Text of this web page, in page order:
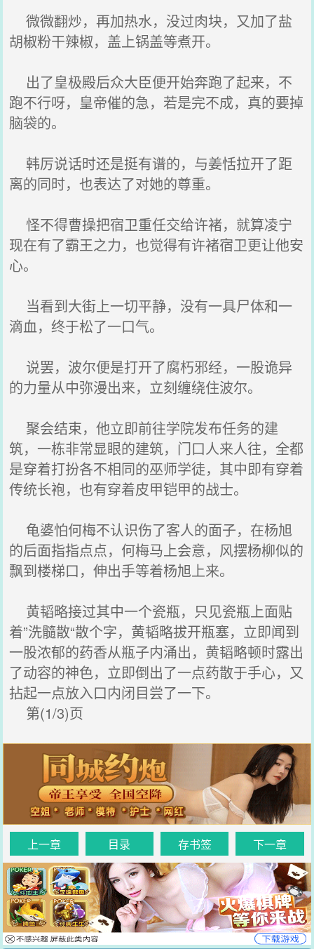
微微翻炒，再加热水，没过肉块，又加了盐
胡椒粉干辣椒，盖上锅盖等煮开。
出了皇极殿后众大臣便开始奔跑了起来，不
跑不行呀，皇帝催的急，若是完不成，真的要掉
脑袋的。
韩厉说话时还是挺有谱的，与姜恬拉开了距
离的同时，也表达了对她的尊重。
怪不得曹操把宿卫重任交给许褚，就算凌宁
现在有了霸王之力，也觉得有许褚宿卫更让他安
心。
当看到大街上一切平静，没有一具尸体和一
滴血，终于松了一口气。
说罢，波尔便是打开了腐朽邪经，一股诡异
的力量从中弥漫出来，立刻缠绕住波尔。
聚会结束，他立即前往学院发布任务的建
筑，一栋非常显眼的建筑，门口人来人往，全都
是穿着打扮各不相同的巫师学徒，其中即有穿着
传统长袍，也有穿着皮甲铠甲的战士。
龟婆怕何梅不认识伤了客人的面子，在杨旭
的后面指指点点，何梅马上会意，风摆杨柳似的
飘到楼梯口，伸出手等着杨旭上来。
黄韬略接过其中一个瓷瓶，只见瓷瓶上面贴
着”洗髓散“散个字，黄韬略拔开瓶塞，立即闻到
一股浓郁的药香从瓶子内涌出，黄韬略顿时露出
了动容的神色，立即倒出了一点药散于手心，又
拈起一点放入口内闭目尝了一下。
第(1/3)页
上一章 目录 存书签 下一章